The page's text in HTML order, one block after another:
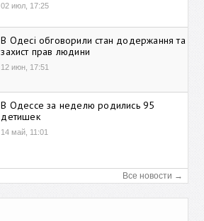
02 июл, 17:25
В Одесі обговорили стан додержання та
захист прав людини
12 июн, 17:51
В Одессе за неделю родились 95
детишек
14 май, 11:01
Все новости →